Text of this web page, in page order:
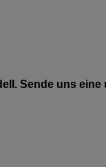
Sende uns